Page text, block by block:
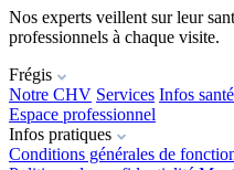
Nos experts veillent sur leur
professionnels à chaque visite.
Frégis
Notre CHV Services Infos santé
Espace professionnel
Infos pratiques
Conditions générales de